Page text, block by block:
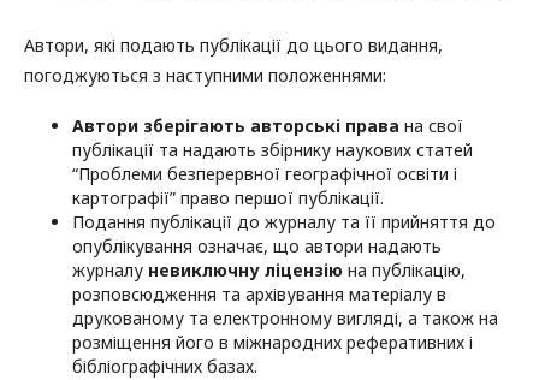
Автори, які подають публікації до цього видання,
погоджуються з наступними положеннями:
Автори зберігають авторські права на свої
публікації та надають збірнику наукових статей
“Проблеми безперервної географічної освіти і
картографії” право першої публікації.
Подання публікації до журналу та її прийняття до
опублікування означає, що автори надають
журналу невиключну ліцензію на публікацію,
розповсюдження та архівування матеріалу в
друкованому та електронному вигляді, а також на
розміщення його в міжнародних реферативних і
бібліографічних базах.